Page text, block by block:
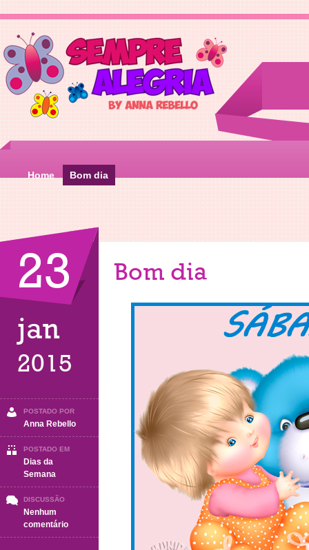
Home Bom dia
23
jan
2015
POSTADO POR
Anna Rebello
POSTADO EM
Dias da
Semana
DISCUSSÃO
Nenhum
comentárioem
Bom
Bom dia